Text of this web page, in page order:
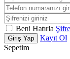
Beni Hatırla
Giriş Yap
Kayıt Ol
Sepetim